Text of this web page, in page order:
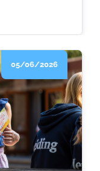
bijna 200
nog een
in
voor 80
05/06/2026